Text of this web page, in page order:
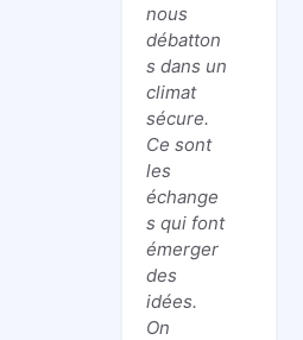
nous
débatton
s dans un
climat
sécure.
Ce sont
les
échange
s qui font
émerger
des
idées.
On